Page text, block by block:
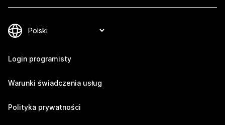
Login programisty
Warunki świadczenia usług
Polityka prywatności